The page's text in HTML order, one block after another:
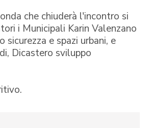
che chiuderà l'incontro si
i Municipali Karin Valenzano
sicurezza e spazi urbani, e
Dicastero sviluppo